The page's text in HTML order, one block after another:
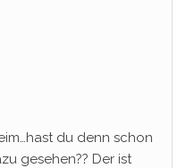
du denn schon
gesehen?? Der ist